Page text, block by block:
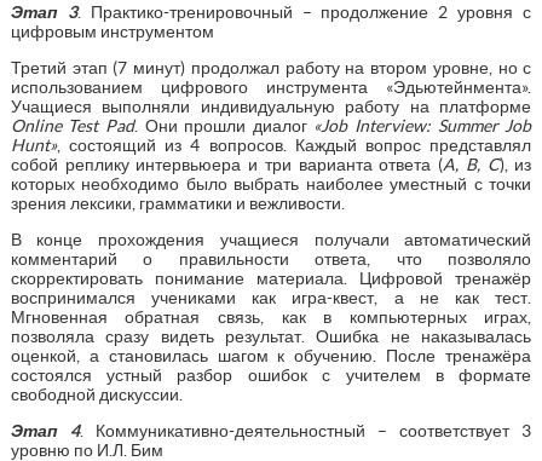
Этап 3. Практико-тренировочный – продолжение 2 уровня с
цифровым инструментом
Третий этап (7 минут) продолжал работу на втором уровне, но с
использованием цифрового инструмента «Эдьютейнмента».
Учащиеся выполняли индивидуальную работу на платформе
Online Test Pad. Они прошли диалог «Job Interview: Summer Job
Hunt», состоящий из 4 вопросов. Каждый вопрос представлял
собой реплику интервьюера и три варианта ответа (A, B, C), из
которых необходимо было выбрать наиболее уместный с точки
зрения лексики, грамматики и вежливости.
В конце прохождения учащиеся получали автоматический
комментарий о правильности ответа, что позволяло
скорректировать понимание материала. Цифровой тренажёр
воспринимался учениками как игра-квест, а не как тест.
Мгновенная обратная связь, как в компьютерных играх,
позволяла сразу видеть результат. Ошибка не наказывалась
оценкой, а становилась шагом к обучению. После тренажёра
состоялся устный разбор ошибок с учителем в формате
свободной дискуссии.
Этап 4. Коммуникативно-деятельностный – соответствует 3
уровню по И.Л. Бим